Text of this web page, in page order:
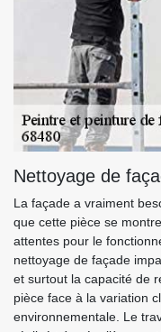
Nettoyage de
La façade a vraiment
que cette pièce se
attentes pour le
nettoyage de façade
et surtout la capacité de
pièce face à la variation
environnementale. Le